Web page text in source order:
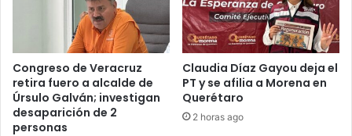
Congreso de Veracruz
retira fuero a alcalde de
Úrsulo Galván; investigan
desaparición de 2
personas
Claudia Díaz Gayou deja el
PT y se afilia a Morena en
Querétaro
2 horas ago